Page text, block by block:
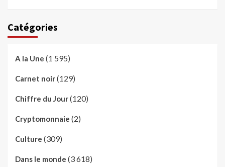
Catégories
A la Une (1 595)
Carnet noir(129)
Chiffre du Jour(120)
Cryptomonnaie (2)
Culture (309)
Dans le monde (3 618)